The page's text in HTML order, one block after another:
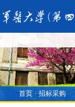
首页 · 招标采购